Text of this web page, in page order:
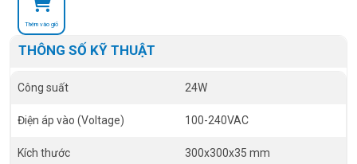
Thêm vào giỏ
THÔNG SỐ KỸ THUẬT
Công suất 24W
Điện áp vào (Voltage) 100-240VAC
Kích thước 300x300x35 mm